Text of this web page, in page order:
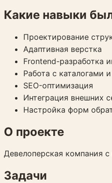
Какие навыки
Проектирование
Адаптивная верстка
Frontend-разработка
Работа с каталогами
SEO-оптимизация
Интеграция внешних
Настройка форм
О проекте
Девелоперская компания
Задачи